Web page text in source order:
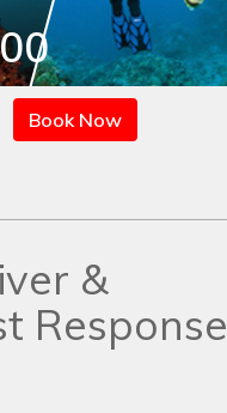
Book Now
&
Response